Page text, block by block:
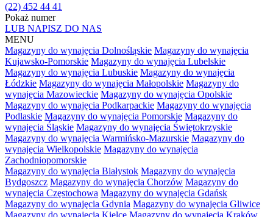
(22) 452 44 41
Pokaż numer
LUB NAPISZ DO NAS
MENU
Magazyny do wynajęcia Dolnośląskie Magazyny do wynajęcia
Kujawsko-Pomorskie Magazyny do wynajęcia Lubelskie
Magazyny do wynajęcia Lubuskie Magazyny do wynajęcia
Łódzkie Magazyny do wynajęcia Małopolskie Magazyny do
wynajęcia Mazowieckie Magazyny do wynajęcia Opolskie
Magazyny do wynajęcia Podkarpackie Magazyny do wynajęcia
Podlaskie Magazyny do wynajęcia Pomorskie Magazyny do
wynajęcia Śląskie Magazyny do wynajęcia Świętokrzyskie
Magazyny do wynajęcia Warmińsko-Mazurskie Magazyny do
wynajęcia Wielkopolskie Magazyny do wynajęcia
Zachodniopomorskie
Magazyny do wynajęcia Białystok Magazyny do wynajęcia
Bydgoszcz Magazyny do wynajęcia Chorzów Magazyny do
wynajęcia Częstochowa Magazyny do wynajęcia Gdańsk
Magazyny do wynajęcia Gdynia Magazyny do wynajęcia Gliwice
Magazyny do wynajęcia Kielce Magazyny do wynajęcia Kraków